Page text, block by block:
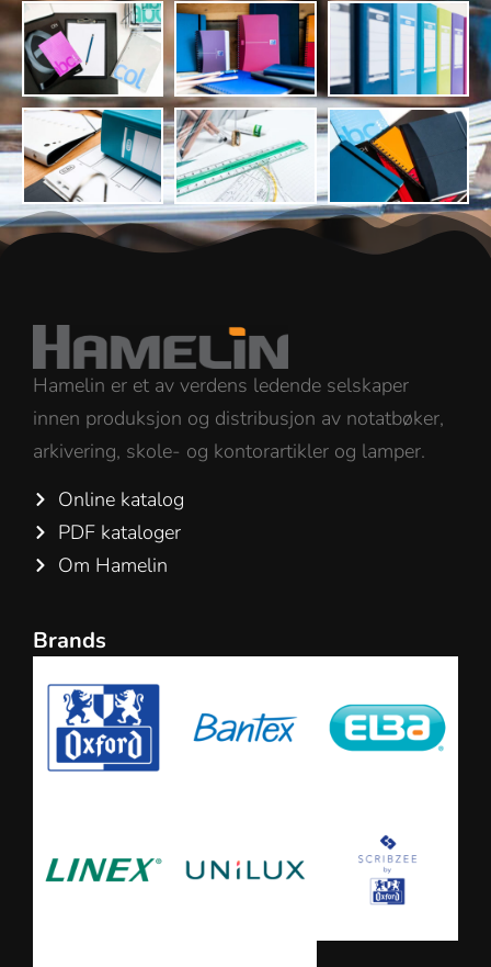
Hamelin er et av verdens ledende selskaper
innen produksjon og distribusjon av notatbøker,
arkivering, skole- og kontorartikler og lamper.
Online katalog
PDF kataloger
Om Hamelin
Brands